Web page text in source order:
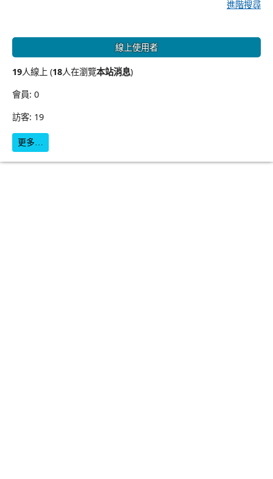
進階搜尋
線上使用者
19人線上 (18人在瀏覽本站消息)
會員: 0
訪客: 19
更多…